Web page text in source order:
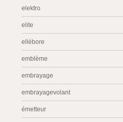
elektro
elite
ellébore
emblème
embrayage
embrayagevolant
émetteur